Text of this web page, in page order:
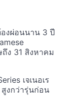
งผ่อนนาน 3 ปี
ง 31 สิงหาคม
เจเนอเร
งกว่ารุ่นก่อน